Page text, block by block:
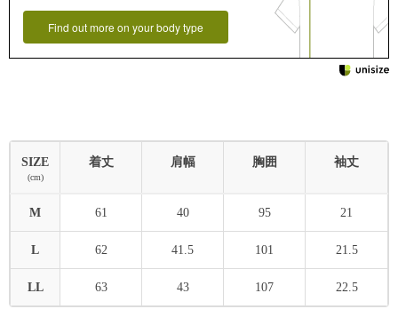
Find out more on your body type
SIZE
(cm)
着丈 肩幅 胸囲 袖丈
M 61 40 95 21
L 62 41.5 101 21.5
LL 63 43 107 22.5